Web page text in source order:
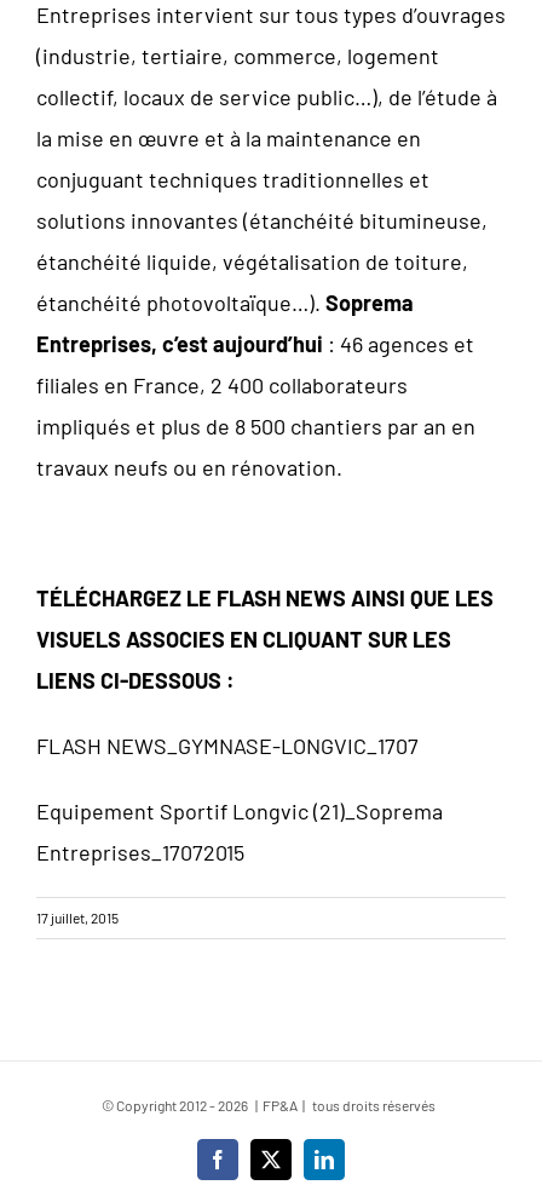
Entreprises intervient sur tous types d’ouvrages
(industrie, tertiaire, commerce, logement
collectif, locaux de service public…), de l’étude à
la mise en œuvre et à la maintenance en
conjuguant techniques traditionnelles et
solutions innovantes (étanchéité bitumineuse,
étanchéité liquide, végétalisation de toiture,
étanchéité photovoltaïque…). Soprema
Entreprises, c’est aujourd’hui : 46 agences et
filiales en France, 2 400 collaborateurs
impliqués et plus de 8 500 chantiers par an en
travaux neufs ou en rénovation.
TÉLÉCHARGEZ LE FLASH NEWS AINSI QUE LES
VISUELS ASSOCIES EN CLIQUANT SUR LES
LIENS CI-DESSOUS :
FLASH NEWS_GYMNASE-LONGVIC_1707
Equipement Sportif Longvic (21)_Soprema
Entreprises_17072015
17 juillet, 2015
© Copyright 2012 -2026 | FP&A | tous droits réservés
Facebook
X LinkedIn